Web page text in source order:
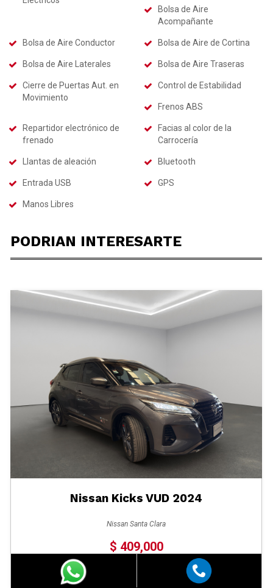
Bolsa de Aire
Acompañante
Bolsa de Aire Conductor Bolsa de Aire de Cortina
Bolsa de Aire Laterales Bolsa de Aire Traseras
Cierre de Puertas Aut. en
Movimiento
Control de Estabilidad
Frenos ABS
Repartidor electrónico de
frenado
Facias al color de la
Carrocería
Llantas de aleación Bluetooth
Entrada USB GPS
Manos Libres
PODRIAN INTERESARTE
Nissan Kicks VUD 2024
Nissan Santa Clara
$ 409,000